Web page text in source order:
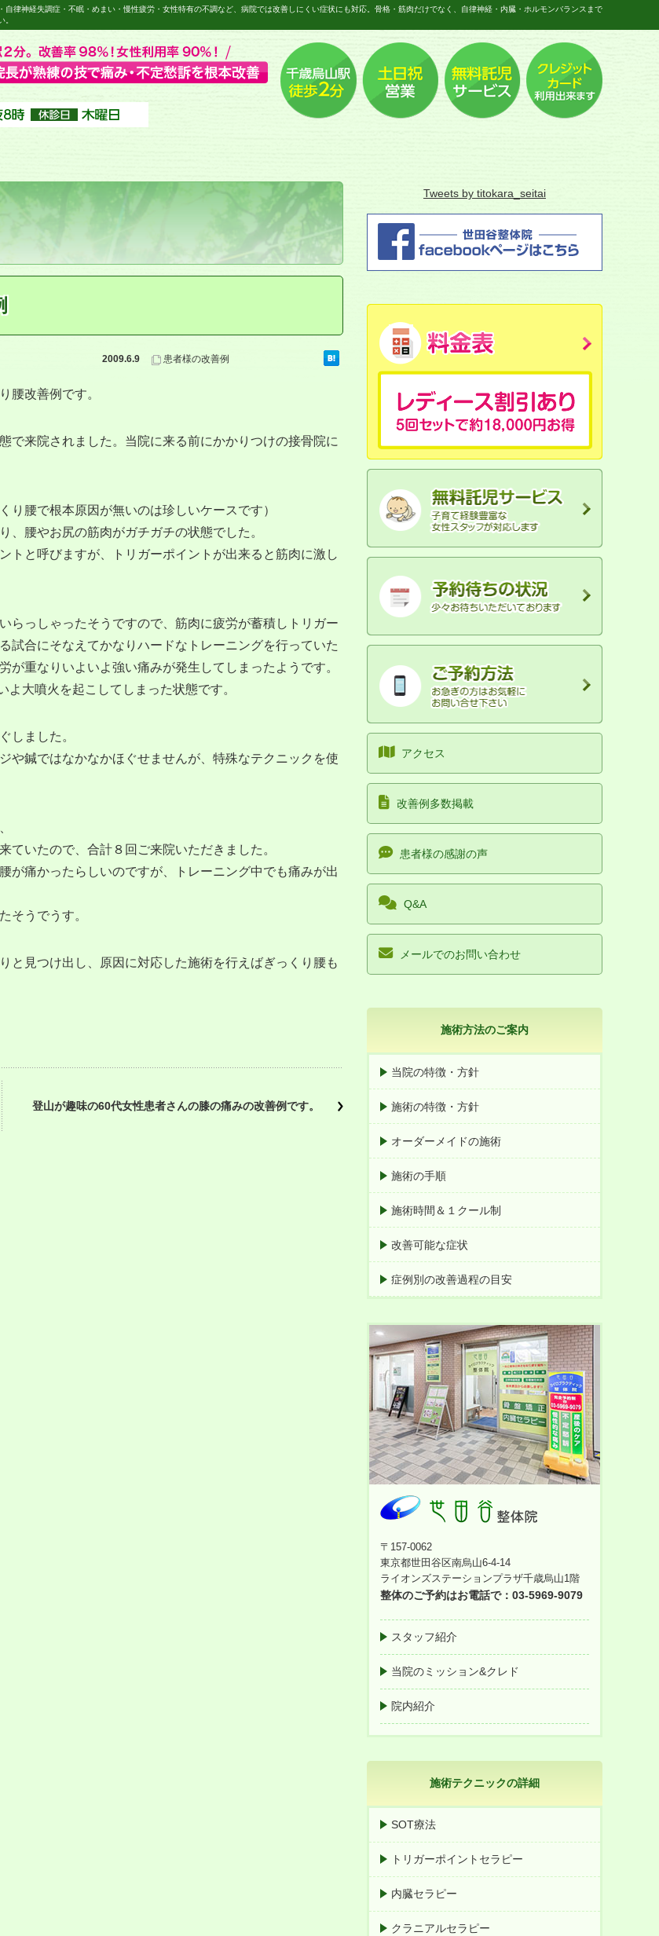
律神経失調症・不眠・めまい・慢性疲労・女性特有の不調など、病院では改善しにくい症状にも対応。骨格・筋肉だけでなく、自律神経・内臓・ホルモンバランスまで
。
2009.6.9 患者様の改善例
腰改善例です。
で来院されました。当院に来る前にかかりつけの接骨院に
腰で根本原因が無いのは珍しいケースです）
、腰やお尻の筋肉がガチガチの状態でした。
と呼びますが、トリガーポイントが出来ると筋肉に激し
らっしゃったそうですので、筋肉に疲労が蓄積しトリガー
試合にそなえてかなりハードなトレーニングを行っていた
重なりいよいよ強い痛みが発生してしまったようです。
大噴火を起こしてしまった状態です。
しました。
や鍼ではなかなかほぐせませんが、特殊なテクニックを使
ていたので、合計８回ご来院いただきました。
が痛かったらしいのですが、トレーニング中でも痛みが出
そうでうす。
と見つけ出し、原因に対応した施術を行えばぎっくり腰も
登山が趣味の60代女性患者さんの膝の痛みの改善例です。
Tweets by titokara_seitai
アクセス
改善例多数掲載
患者様の感謝の声
Q&A
メールでのお問い合わせ
施術方法のご案内
当院の特徴・方針
施術の特徴・方針
オーダーメイドの施術
施術の手順
施術時間＆１クール制
改善可能な症状
症例別の改善過程の目安
〒157-0062
東京都世田谷区南烏山6-4-14
ライオンズステーションプラザ千歳烏山1階
整体のご予約はお電話で：03-5969-9079
スタッフ紹介
当院のミッション&クレド
院内紹介
施術テクニックの詳細
SOT療法
トリガーポイントセラピー
内臓セラピー
クラニアルセラピー